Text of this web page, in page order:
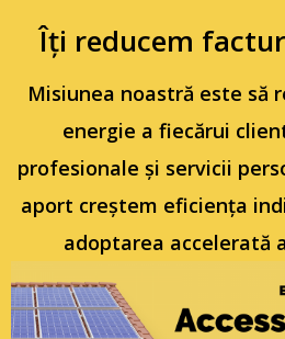
Îți reducem
Misiunea noastră este să
energie a fiecărui
profesionale și servicii
aport creștem eficiența
adoptarea accelerată